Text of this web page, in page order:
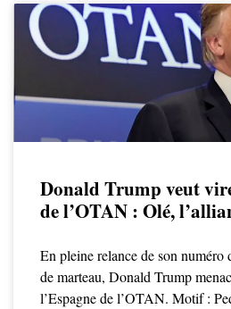
Donald Trump veut
de l’OTAN : Olé,
En pleine relance de son numéro
de marteau, Donald Trump
l’Espagne de l’OTAN. Motif :